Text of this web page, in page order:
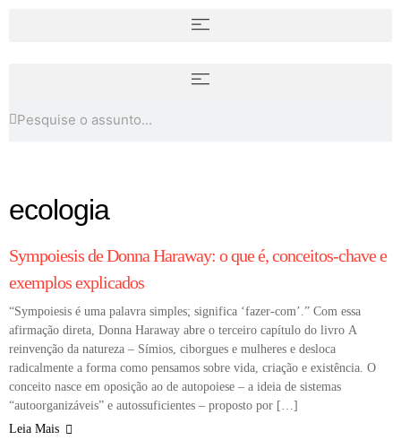
Canais para aprender arte no
Youtube
As maiores gravuristas brasileiras
ecologia
COLUNA
Sympoiesis de Donna Haraway: o que é, conceitos-chave e
exemplos explicados
“Sympoiesis é uma palavra simples; significa ‘fazer-com’.” Com essa
afirmação direta, Donna Haraway abre o terceiro capítulo do livro A
reinvenção da natureza – Símios, ciborgues e mulheres e desloca
radicalmente a forma como pensamos sobre vida, criação e existência. O
conceito nasce em oposição ao de autopoiese – a ideia de sistemas
“autoorganizáveis” e autossuficientes – proposto por […]
Leia Mais
COLUNA